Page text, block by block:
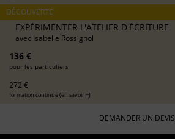
DÉCOUVERTE
EXPÉRIMENTER L'ATELIER D'ÉCRITURE
avec Isabelle Rossignol
136 €
pour les particuliers
272 €
formation continue (en savoir +)
DEMANDER UN DEVIS